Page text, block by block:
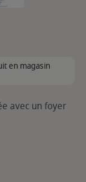
en magasin
avec un foyer